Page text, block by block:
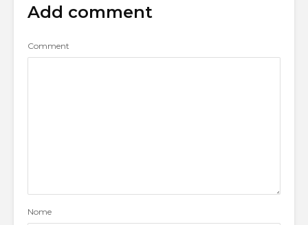
Add comment
Comment
Nome